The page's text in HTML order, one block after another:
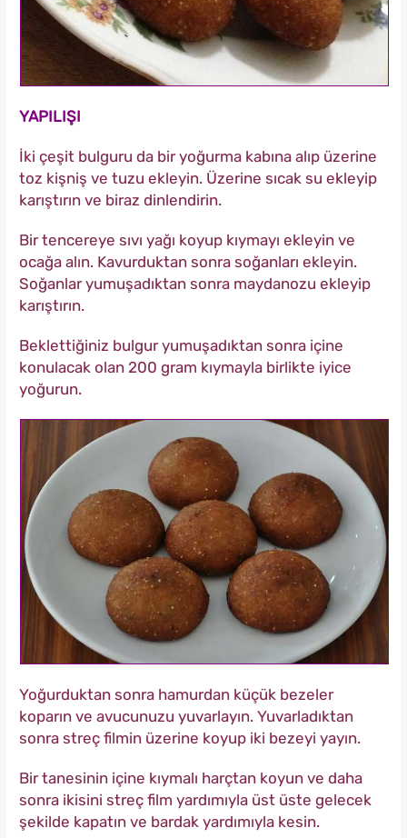
YAPILIŞI
İki çeşit bulguru da bir yoğurma kabına alıp üzerine
toz kişniş ve tuzu ekleyin. Üzerine sıcak su ekleyip
karıştırın ve biraz dinlendirin.
Bir tencereye sıvı yağı koyup kıymayı ekleyin ve
ocağa alın. Kavurduktan sonra soğanları ekleyin.
Soğanlar yumuşadıktan sonra maydanozu ekleyip
karıştırın.
Beklettiğiniz bulgur yumuşadıktan sonra içine
konulacak olan 200 gram kıymayla birlikte iyice
yoğurun.
Yoğurduktan sonra hamurdan küçük bezeler
koparın ve avucunuzu yuvarlayın. Yuvarladıktan
sonra streç filmin üzerine koyup iki bezeyi yayın.
Bir tanesinin içine kıymalı harçtan koyun ve daha
sonra ikisini streç film yardımıyla üst üste gelecek
şekilde kapatın ve bardak yardımıyla kesin.